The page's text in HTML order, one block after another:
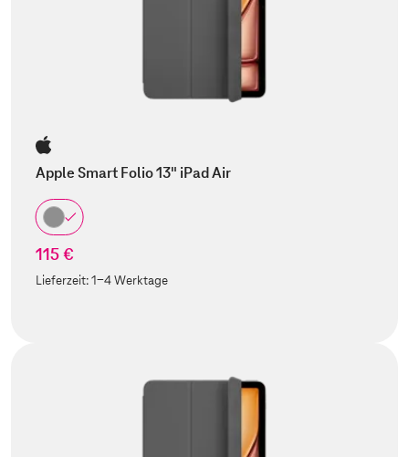
Apple Smart Folio 13" iPad Air
115 €
Lieferzeit:1-4 Werktage